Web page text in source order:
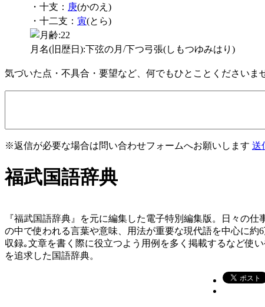
・十支： 庚(かのえ)
・十二支： 寅(とら)
月名(旧歴日):下弦の月/下つ弓張(しもつゆみはり)
気づいた点・不具合・要望など、何でもひとことくださいま
※返信が必要な場合は問い合わせフォームへお願いします 送
福武国語辞典
『福武国語辞典』を元に編集した電子特別編集版。日々の仕
の中で使われる言葉や意味、用法が重要な現代語を中心に約
収録｡文章を書く際に役立つよう用例を多く掲載するなど使い
を追求した国語辞典。